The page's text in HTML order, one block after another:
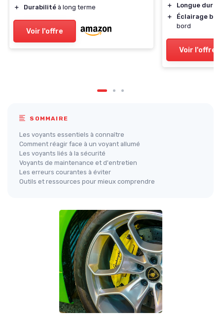
＋
Durabilité à long terme
Voir l'offre
＋
Longue
＋
Éclairage
bord
Voir l'offre
SOMMAIRE
Les voyants essentiels à connaître
Comment réagir face à un voyant allumé
Les voyants liés à la sécurité
Voyants de maintenance et d'entretien
Les erreurs courantes à éviter
Outils et ressources pour mieux comprendre